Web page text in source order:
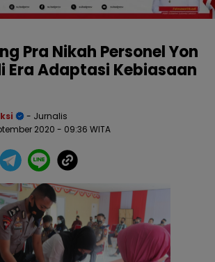
Pra Nikah Personel Yon
Era Adaptasi Kebiasaan
- Jurnalis
2020 - 09:36 WITA